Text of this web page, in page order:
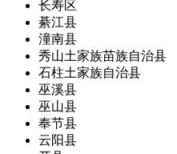
长寿区
綦江县
潼南县
秀山土家族苗族自治县
石柱土家族自治县
巫溪县
巫山县
奉节县
云阳县